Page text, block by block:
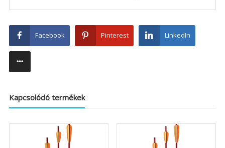
Facebook Pinterest LinkedIn
Kapcsolódó termékek